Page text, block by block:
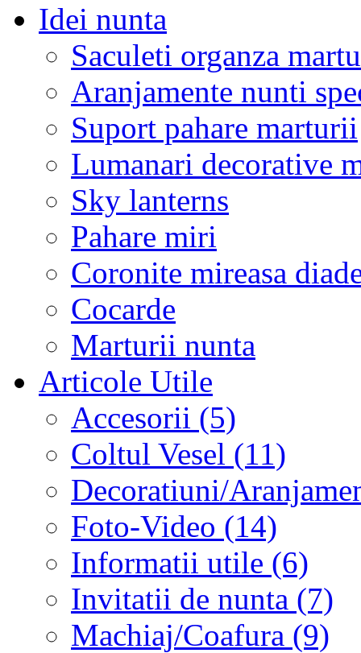
Idei nunta
Saculeti organza
Aranjamente nunti
Suport pahare marturii
Lumanari decorative
Sky lanterns
Pahare miri
Coronite mireasa
Cocarde
Marturii nunta
Articole Utile
Accesorii (5)
Coltul Vesel (11)
Decoratiuni/
Foto-Video (14)
Informatii utile (6)
Invitatii de nunta (7)
Machiaj/Coafura (9)